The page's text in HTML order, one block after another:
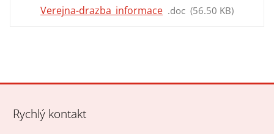
Verejna-drazba_informace doc 56.50 KB
Rychlý kontakt